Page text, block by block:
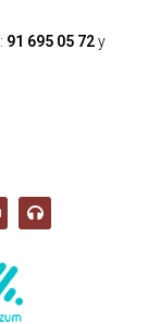
: 91 695 05 72y